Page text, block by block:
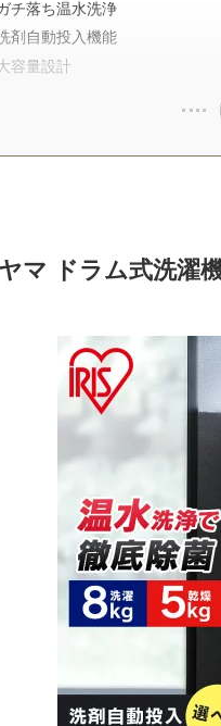
チ落ち温水洗浄
剤自動投入機能
容量設計
マ ドラム式洗濯